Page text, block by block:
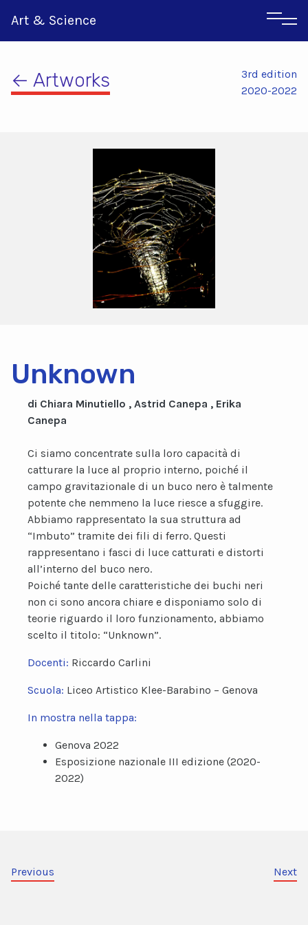
Art & Science
← Artworks
3rd edition
2020-2022
Unknown
di Chiara Minutiello , Astrid Canepa , Erika
Canepa
Ci siamo concentrate sulla loro capacità di
catturare la luce al proprio interno, poiché il
campo gravitazionale di un buco nero è talmente
potente che nemmeno la luce riesce a sfuggire.
Abbiamo rappresentato la sua struttura ad
“Imbuto” tramite dei fili di ferro. Questi
rappresentano i fasci di luce catturati e distorti
all’interno del buco nero.
Poiché tante delle caratteristiche dei buchi neri
non ci sono ancora chiare e disponiamo solo di
teorie riguardo il loro funzionamento, abbiamo
scelto il titolo: “Unknown”.
Docenti: Riccardo Carlini
Scuola: Liceo Artistico Klee-Barabino – Genova
In mostra nella tappa:
Genova 2022
Esposizione nazionale III edizione (2020-
2022)
Previous Next